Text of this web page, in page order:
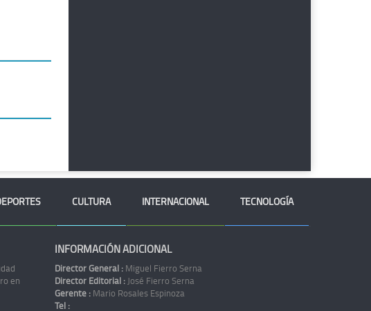
CULTURA INTERNACIONAL TECNOLOGÍA
en
INFORMACIÓN ADICIONAL
Director General : Miguel Fierro Serna
Director Editorial : José Fierro Serna
Gerente : Mario Rosales Espinoza
Tel :